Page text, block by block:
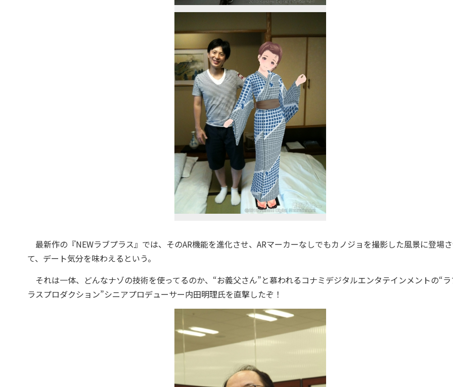
最新作の『NEWラブプラス』では、そのAR機能を進化させ、ARマーカーなしでもカノジョを撮影した風景に登場
て、デート気分を味わえるという。
それは一体、どんなナゾの技術を使ってるのか、“お義父さん”と慕われるコナミデジタルエンタテインメントの“
ラスプロダクション”シニアプロデューサー内田明理氏を直撃したぞ！